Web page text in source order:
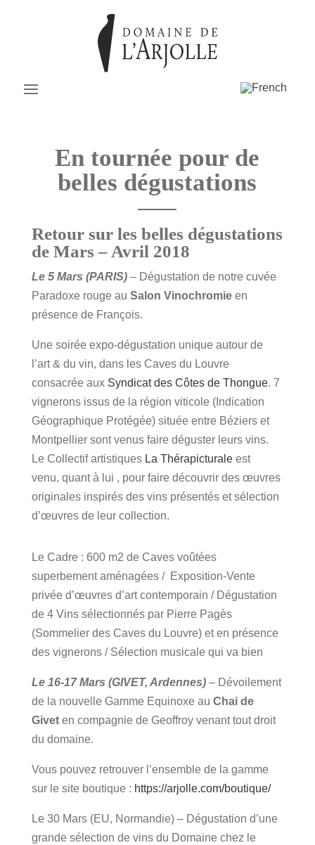
En tournée pour de
belles dégustations
Retour sur les belles dégustations
de Mars – Avril 2018
Le 5 Mars (PARIS)– Dégustation de notre cuvée
Paradoxe rouge au Salon Vinochromieen
présence de François.
Une soirée expo-dégustation unique autour de
l’art & du vin, dans les Caves du Louvre
consacrée aux Syndicat des Côtes de Thongue. 7
vignerons issus de la région viticole (Indication
Géographique Protégée) située entre Béziers et
Montpellier sont venus faire déguster leurs vins.
Le Collectif artistiques La Thérapicturaleest
venu, quant à lui , pour faire découvrir des œuvres
originales inspirés des vins présentés et sélection
d’œuvres de leur collection.
Le Cadre : 600 m2 de Caves voûtées
superbement aménagées / Exposition-Vente
privée d’œuvres d’art contemporain / Dégustation
de 4 Vins sélectionnés par Pierre Pagès
(Sommelier des Caves du Louvre) et en présence
des vignerons / Sélection musicale qui va bien
Le 16-17 Mars (GIVET, Ardennes)– Dévoilement
de la nouvelle Gamme Equinoxe au Chai de
Giveten compagnie de Geoffroy venant tout droit
du domaine.
Vous pouvez retrouver l’ensemble de la gamme
sur le site boutique : https://arjolle.com/boutique/
Le 30 Mars (EU, Normandie) – Dégustation d’une
grande sélection de vins du Domaine chez le